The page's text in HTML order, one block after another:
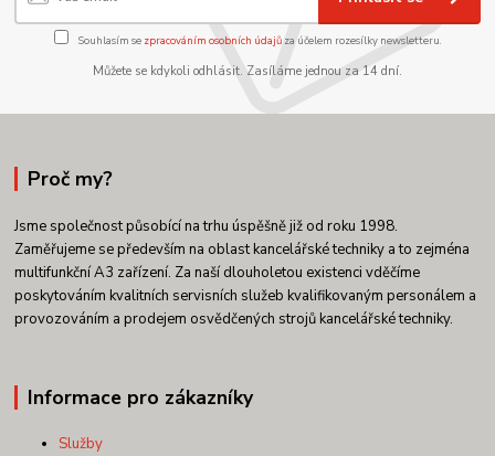
Souhlasím se zpracováním osobních údajůza účelem rozesílky newsletteru.
Můžete se kdykoli odhlásit. Zasíláme jednou za 14 dní.
Proč my?
Jsme společnost působící na trhu úspěšně již od roku 1998.
Zaměřujeme se především na oblast kancelářské techniky a to zejména
multifunkční A3 zařízení. Za naší dlouholetou existenci vděčíme
poskytováním kvalitních servisních služeb kvalifikovaným personálem a
provozováním a prodejem osvědčených strojů kancelářské techniky.
Informace pro zákazníky
Služby